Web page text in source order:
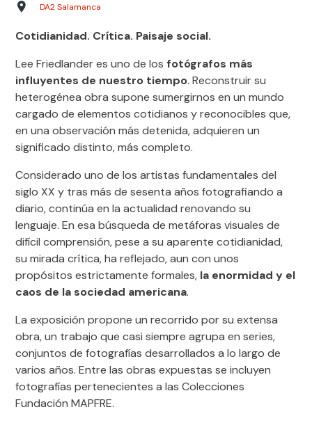
DA2 Salamanca
Cotidianidad. Crítica. Paisaje social.
Lee Friedlander es uno de los fotógrafos más
influyentes de nuestro tiempo. Reconstruir su
heterogénea obra supone sumergirnos en un mundo
cargado de elementos cotidianos y reconocibles que,
en una observación más detenida, adquieren un
significado distinto, más completo.
Considerado uno de los artistas fundamentales del
siglo XX y tras más de sesenta años fotografiando a
diario, continúa en la actualidad renovando su
lenguaje. En esa búsqueda de metáforas visuales de
difícil comprensión, pese a su aparente cotidianidad,
su mirada crítica, ha reflejado, aun con unos
propósitos estrictamente formales, la enormidad y el
caos de la sociedad americana.
La exposición propone un recorrido por su extensa
obra, un trabajo que casi siempre agrupa en series,
conjuntos de fotografías desarrollados a lo largo de
varios años. Entre las obras expuestas se incluyen
fotografías pertenecientes a las Colecciones
Fundación MAPFRE.